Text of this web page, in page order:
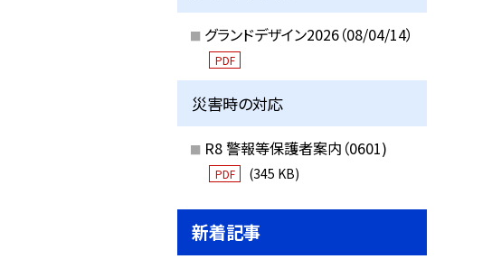
グランドデザイン2026（08/04/14）
PDF
災害時の対応
R8 警報等保護者案内（0601)
PDF (345 KB)
新着記事